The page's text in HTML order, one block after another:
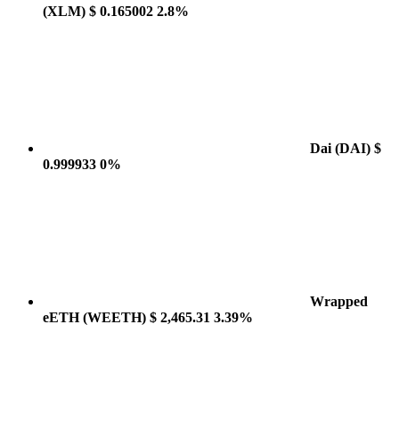
(XLM) $ 0.165002 2.8%
Dai (DAI) $
0.999933 0%
Wrapped
eETH(WEETH) $ 2,465.31 3.39%